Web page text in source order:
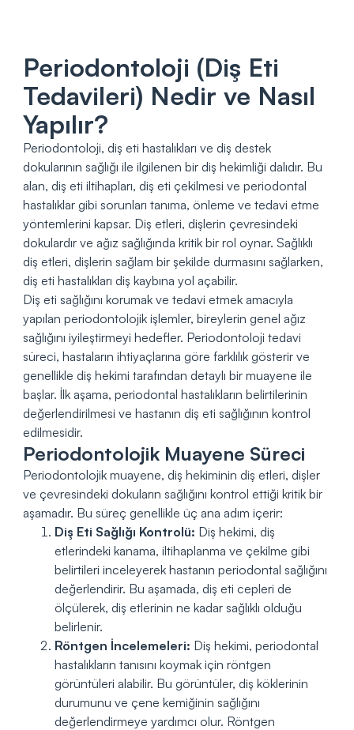
Periodontoloji (Diş Eti
Tedavileri) Nedir ve Nasıl
Yapılır?
Periodontoloji, diş eti hastalıkları ve diş destek
dokularının sağlığı ile ilgilenen bir diş hekimliği dalıdır. Bu
alan, diş eti iltihapları, diş eti çekilmesi ve periodontal
hastalıklar gibi sorunları tanıma, önleme ve tedavi etme
yöntemlerini kapsar. Diş etleri, dişlerin çevresindeki
dokulardır ve ağız sağlığında kritik bir rol oynar. Sağlıklı
diş etleri, dişlerin sağlam bir şekilde durmasını sağlarken,
diş eti hastalıkları diş kaybına yol açabilir.
Diş eti sağlığını korumak ve tedavi etmek amacıyla
yapılan periodontolojik işlemler, bireylerin genel ağız
sağlığını iyileştirmeyi hedefler. Periodontoloji tedavi
süreci, hastaların ihtiyaçlarına göre farklılık gösterir ve
genellikle diş hekimi tarafından detaylı bir muayene ile
başlar. İlk aşama, periodontal hastalıkların belirtilerinin
değerlendirilmesi ve hastanın diş eti sağlığının kontrol
edilmesidir.
Periodontolojik Muayene Süreci
Periodontolojik muayene, diş hekiminin diş etleri, dişler
ve çevresindeki dokuların sağlığını kontrol ettiği kritik bir
aşamadır. Bu süreç genellikle üç ana adım içerir:
Diş Eti Sağlığı Kontrolü: Diş hekimi, diş
etlerindeki kanama, iltihaplanma ve çekilme gibi
belirtileri inceleyerek hastanın periodontal sağlığını
değerlendirir. Bu aşamada, diş eti cepleri de
ölçülerek, diş etlerinin ne kadar sağlıklı olduğu
belirlenir.
Röntgen İncelemeleri: Diş hekimi, periodontal
hastalıkların tanısını koymak için röntgen
görüntüleri alabilir. Bu görüntüler, diş köklerinin
durumunu ve çene kemiğinin sağlığını
değerlendirmeye yardımcı olur. Röntgen